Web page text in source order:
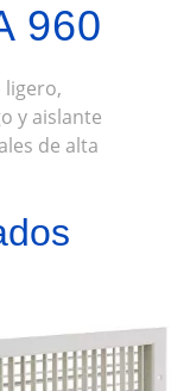
960
ligero,
y aislante
de alta